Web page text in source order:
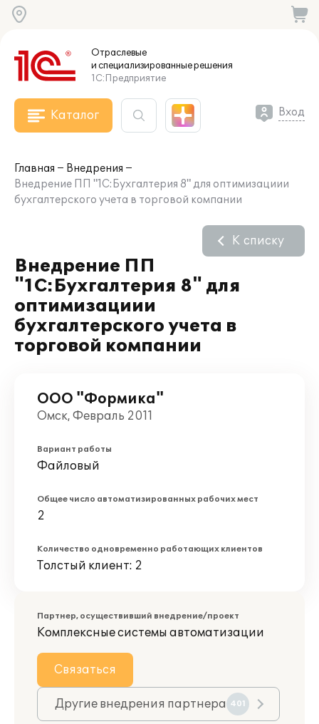
Отраслевые
и специализированныерешения
1С:Предприятие
Каталог Вход
Главная
Внедрения
Внедрение ПП "1С:Бухгалтерия 8" для оптимизациии
бухгалтерского учета в торговой компании
Внедрение ПП
"1С:Бухгалтерия 8" для
оптимизациии
бухгалтерского учета в
торговой компании
К списку
ООО "Формика"
Омск, Февраль 2011
Вариант работы
Файловый
Общее число автоматизированных рабочих мест
2
Количество одновременно работающих клиентов
Толстый клиент: 2
Партнер, осуществивший внедрение/проект
Комплексные системы автоматизации
Связаться
Другие внедрения партнера 401